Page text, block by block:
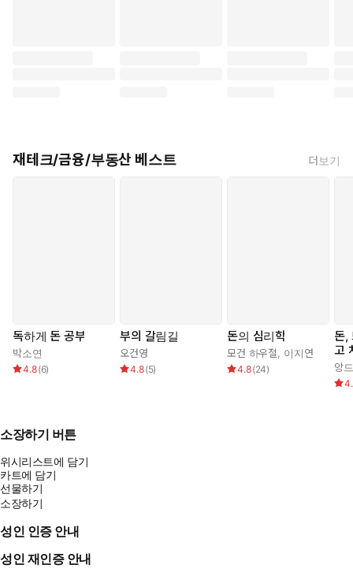
재테크/금융/부동산 베스트 더보기
독하게 돈 공부
박소연
4.8(6)
부의 갈림길
오건영
4.8(5)
돈의 심리학
모건 하우절, 이지연
4.8(24)
돈,
고
앙
소장하기 버튼
위시리스트에 담기
카트에 담기
선물하기
소장하기
성인 인증 안내
성인 재인증 안내